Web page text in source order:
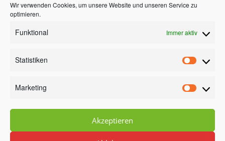
Wir verwenden Cookies, um unsere Website und unseren Service zu
optimieren.
Funktional Immer aktiv
Statistiken
Marketing
Akzeptieren
Kontakt
Impressum
Datenschutz
Mitglied in der